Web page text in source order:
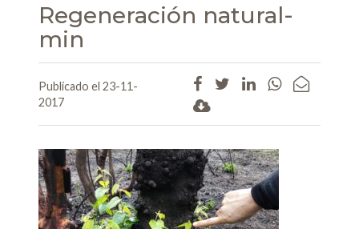
Regeneración natural-
min
Publicado el 23-11-
2017